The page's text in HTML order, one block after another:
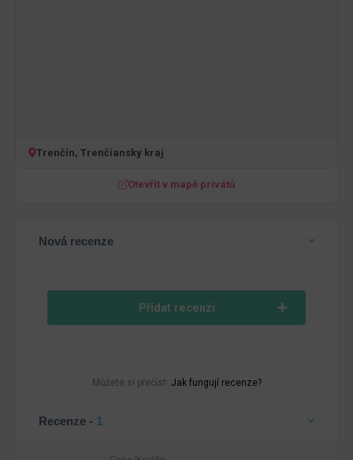
Trenčín, Trenčiansky kraj
Otevřít v mapě privátů
Nová recenze
Přidat recenzi
Můžete si přečíst: Jak fungují recenze?
Recenze - 1